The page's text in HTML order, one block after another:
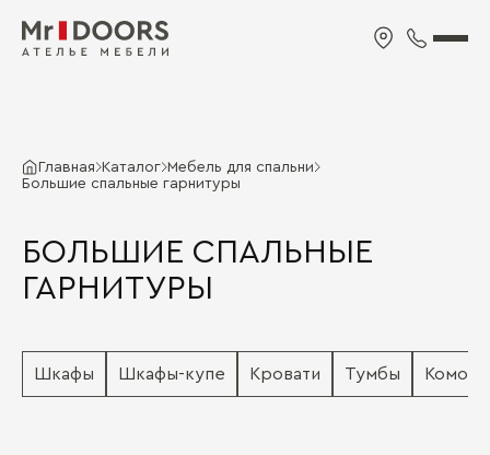
Главная Каталог Мебель для спальни
Большие спальные гарнитуры
БОЛЬШИЕ СПАЛЬНЫЕ
ГАРНИТУРЫ
Шкафы Шкафы-купе Кровати Тумбы Комоды